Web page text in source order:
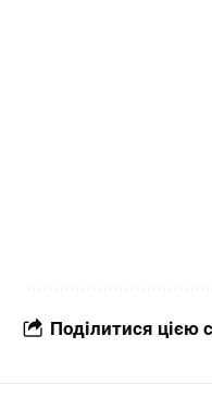
Поділитися цією